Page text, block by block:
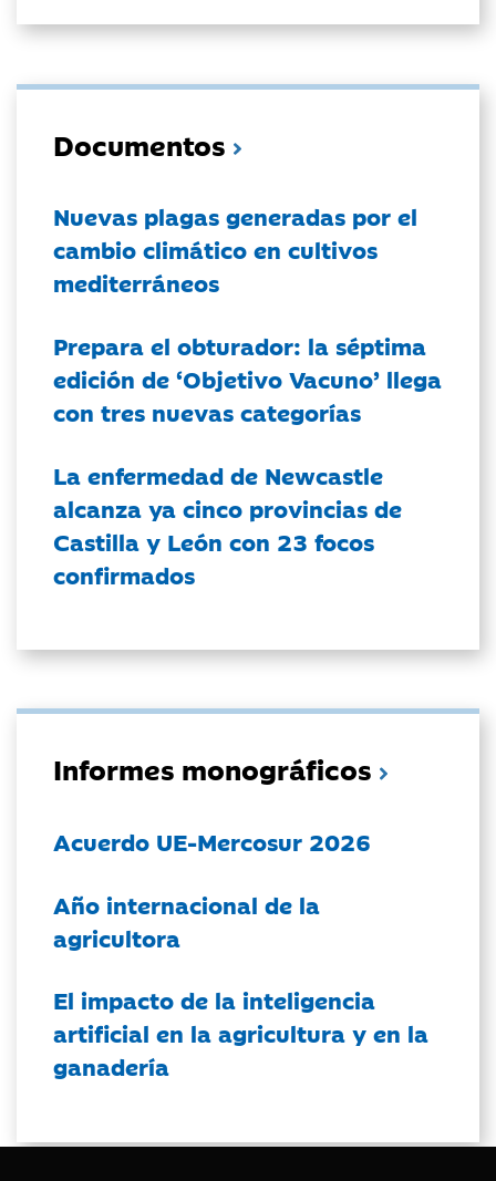
Documentos
Nuevas plagas generadas por el
cambio climático en cultivos
mediterráneos
Prepara el obturador: la séptima
edición de ‘Objetivo Vacuno’ llega
con tres nuevas categorías
La enfermedad de Newcastle
alcanza ya cinco provincias de
Castilla y León con 23 focos
confirmados
Informes monográficos
Acuerdo UE-Mercosur 2026
Año internacional de la
agricultora
El impacto de la inteligencia
artificial en la agricultura y en la
ganadería